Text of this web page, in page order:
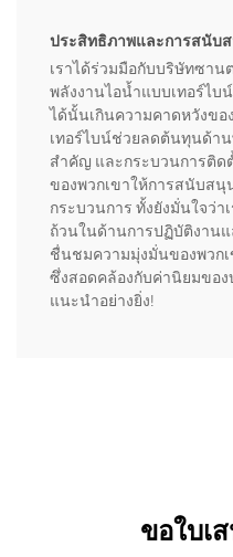
ประสิทธิภาพและการสนับ
เราได้ร่วมมือกับบริษัทซาน
พลังงานไอน้ำแบบเทอร์ไบ
ได้นั้นเกินความคาดหวังขอ
เทอร์ไบน์ช่วยลดต้นทุนด้าน
สำคัญ และกระบวนการติด
ของพวกเขาให้การสนับสนุ
กระบวนการ ทั้งยังมั่นใจว่า
ถ้วนในด้านการปฏิบัติงานแ
ชื่นชมความมุ่งมั่นของพวก
ซึ่งสอดคล้องกับค่านิยมขอ
แนะนำอย่างยิ่ง!
ขอใบเ